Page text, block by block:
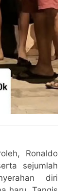
Ronaldo
sejumlah
diri